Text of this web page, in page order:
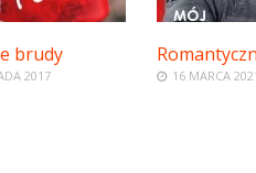
brudy
2017 16 MARCA